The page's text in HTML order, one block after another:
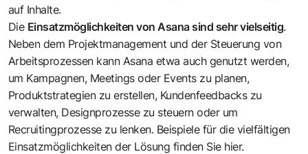
auf Inhalte.
Die Einsatzmöglichkeiten von Asana sind sehr vielseitig.
Neben dem Projektmanagement und der Steuerung von
Arbeitsprozessen kann Asana etwa auch genutzt werden,
um Kampagnen, Meetings oder Events zu planen,
Produktstrategien zu erstellen, Kundenfeedbacks zu
verwalten, Designprozesse zu steuern oder um
Recruitingprozesse zu lenken. Beispiele für die vielfältigen
Einsatzmöglichkeiten der Lösung finden Sie hier.